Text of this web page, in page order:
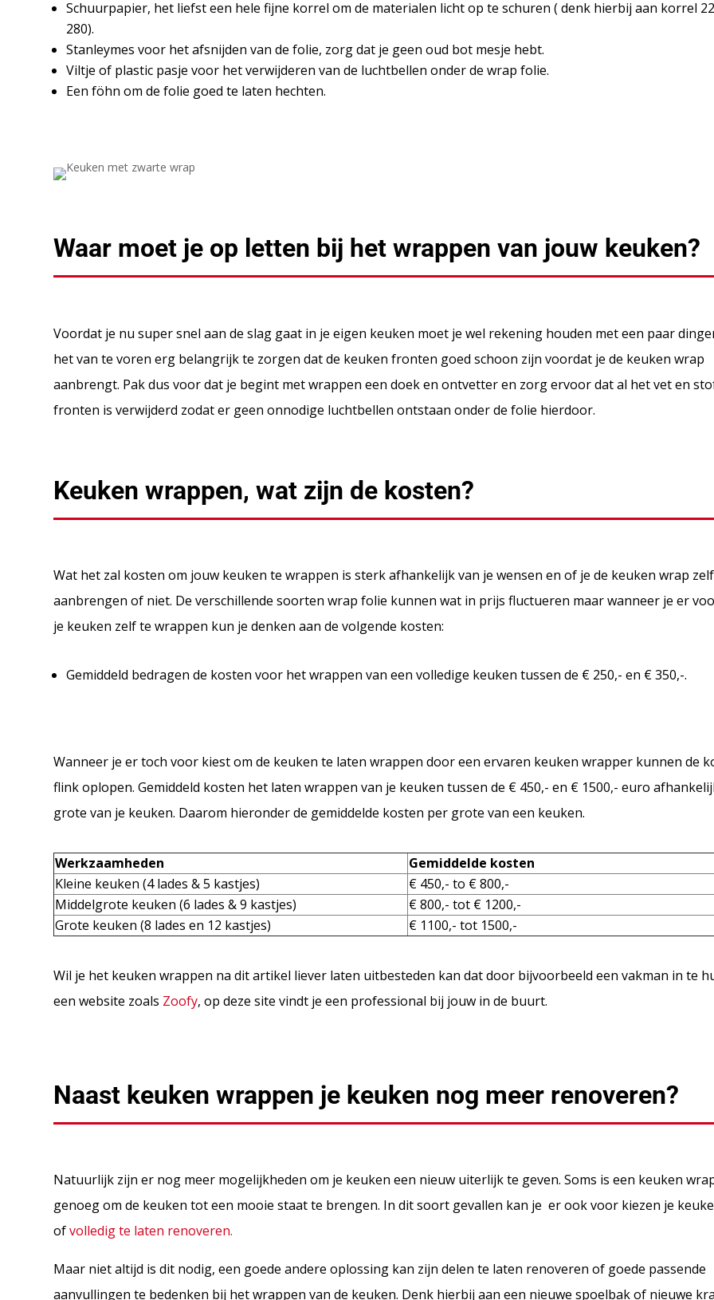
Schuurpapier, het liefst een hele fijne korrel om de materialen licht op te schuren ( denk hierbij aan korrel
280).
Stanleymes voor het afsnijden van de folie, zorg dat je geen oud bot mesje hebt.
Viltje of plastic pasje voor het verwijderen van de luchtbellen onder de wrap folie.
Een föhn om de folie goed te laten hechten.
Waar moet je op letten bij het wrappen van jouw keuken?
Voordat je nu super snel aan de slag gaat in je eigen keuken moet je wel rekening houden met een paar
het van te voren erg belangrijk te zorgen dat de keuken fronten goed schoon zijn voordat je de keuken wrap
aanbrengt. Pak dus voor dat je begint met wrappen een doek en ontvetter en zorg ervoor dat al het vet en
fronten is verwijderd zodat er geen onnodige luchtbellen ontstaan onder de folie hierdoor.
Keuken wrappen, wat zijn de kosten?
Wat het zal kosten om jouw keuken te wrappen is sterk afhankelijk van je wensen en of je de keuken wrap
aanbrengen of niet. De verschillende soorten wrap folie kunnen wat in prijs fluctueren maar wanneer je er
je keuken zelf te wrappen kun je denken aan de volgende kosten:
Gemiddeld bedragen de kosten voor het wrappen van een volledige keuken tussen de € 250,- en €350,-.
Wanneer je er toch voor kiest om de keuken te laten wrappen door een ervaren keuken wrapper kunnen de
flink oplopen. Gemiddeld kosten het laten wrappen van je keuken tussen de € 450,- en € 1500,- euro
grote van je keuken. Daarom hieronder de gemiddelde kosten per grote van een keuken.
Werkzaamheden
Gemiddelde kosten
Kleine keuken (4 lades & 5 kastjes)
€ 450,- to € 800,-
Middelgrote keuken (6 lades & 9 kastjes)
€800,- tot € 1200,-
Grote keuken (8 lades en 12 kastjes)
€ 1100,- tot 1500,-
Wil je het keuken wrappen na dit artikel liever laten uitbesteden kan dat door bijvoorbeeld een vakman in te
een website zoals Zoofy, op deze site vindt je een professional bij jouw in de buurt.
Naast keuken wrappen je keuken nog meer renoveren?
Natuurlijk zijn er nog meer mogelijkheden om je keuken een nieuw uiterlijk te geven. Soms is een keuken
genoeg om de keuken tot een mooie staat te brengen. In dit soort gevallen kan je er ook voor kiezen je
ofvolledig te laten renoveren.
Maar niet altijd is dit nodig, een goede andere oplossing kan zijn delen te laten renoveren of goede passende
aanvullingen te bedenken bij het wrappen van de keuken. Denk hierbij aan een nieuwe spoelbak of nieuwe